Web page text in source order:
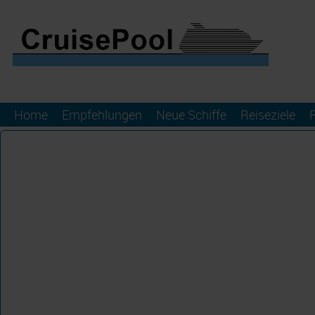
Home Empfehlungen Neue Schiffe Reiseziele